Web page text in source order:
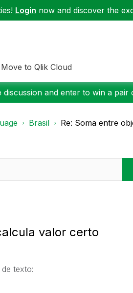
Login now and discover the
Move to Qlik Cloud
and enter to win a pair
Brasil Re: Soma entre
valor certo
texto: